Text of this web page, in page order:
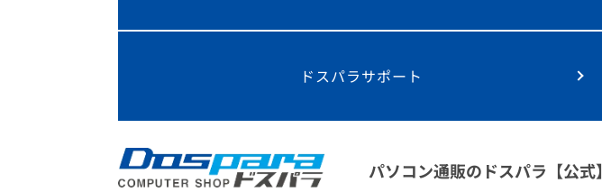
ドスパラサポート
パソコン通販のドスパラ【公式】